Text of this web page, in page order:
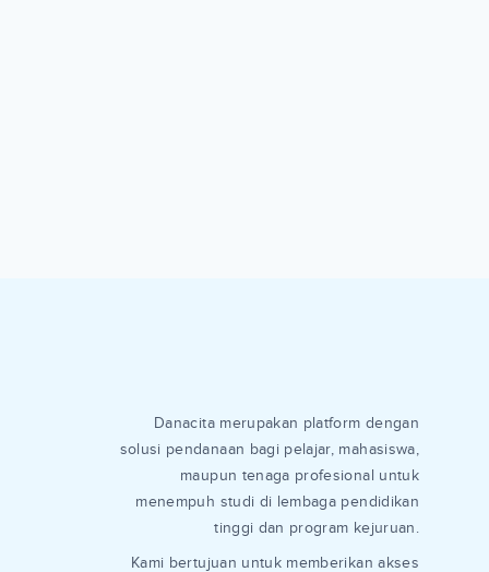
Danacita merupakan platform dengan
solusi pendanaan bagi pelajar, mahasiswa,
maupun tenaga profesional untuk
menempuh studi di lembaga pendidikan
tinggi dan program kejuruan.
Kami bertujuan untuk memberikan akses